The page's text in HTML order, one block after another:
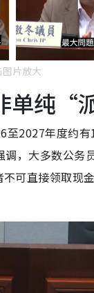
图片放大
单纯“
2027年度约
，大多数公务
直接领取现